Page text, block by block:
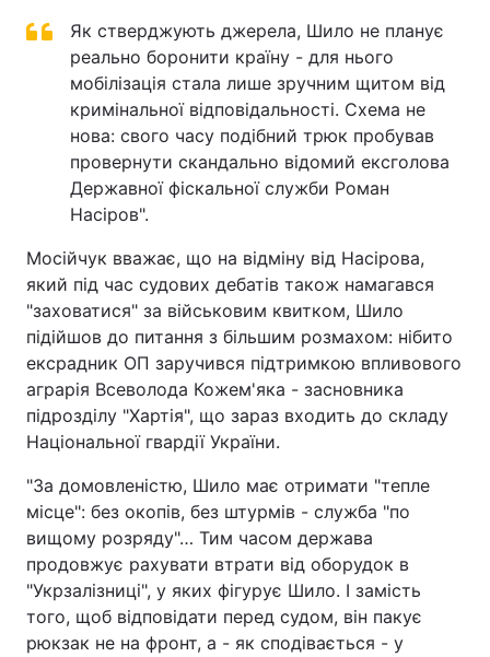
Як стверджують джерела, Шило не планує
реально боронити країну - для нього
мобілізація стала лише зручним щитом від
кримінальної відповідальності. Схема не
нова: свого часу подібний трюк пробував
провернути скандально відомий ексголова
Державної фіскальної служби Роман
Насіров".
Мосійчук вважає, що на відміну від Насірова,
який під час судових дебатів також намагався
"заховатися" за військовим квитком, Шило
підійшов до питання з більшим розмахом: нібито
ексрадник ОП заручився підтримкою впливового
аграрія Всеволода Кожем'яка - засновника
підрозділу "Хартія", що зараз входить до складу
Національної гвардії України.
"За домовленістю, Шило має отримати "тепле
місце": без окопів, без штурмів - служба "по
вищому розряду"… Тим часом держава
продовжує рахувати втрати від оборудок в
"Укрзалізниці", у яких фігурує Шило. І замість
того, щоб відповідати перед судом, він пакує
рюкзак не на фронт, а - як сподівається - у